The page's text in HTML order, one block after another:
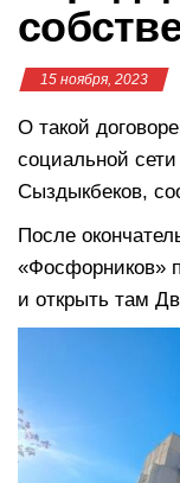
15 ноября, 2023
О такой
социальной
Сыздыкбеков,
После
«Фосфорников»
и открыть там